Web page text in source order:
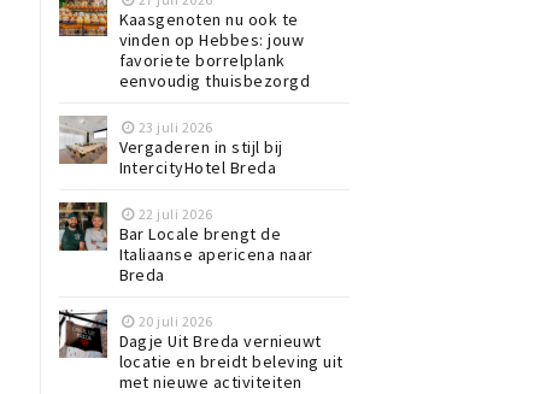
Kaasgenoten nu ook te
vinden op Hebbes: jouw
favoriete borrelplank
eenvoudig thuisbezorgd
23 juli 2026
Vergaderen in stijl bij
IntercityHotel Breda
22 juli 2026
Bar Locale brengt de
Italiaanse apericena naar
Breda
20 juli 2026
Dagje Uit Breda vernieuwt
locatie en breidt beleving uit
met nieuwe activiteiten